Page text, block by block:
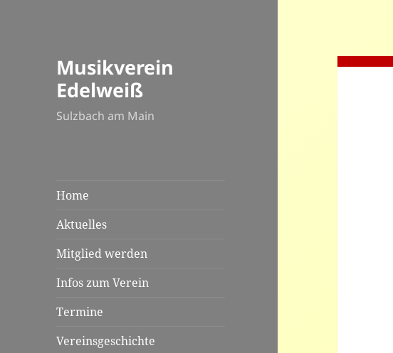
Musikverein
Edelweiß
Sulzbach am Main
Home
Aktuelles
Mitglied werden
Infos zum Verein
Termine
Vereinsgeschichte